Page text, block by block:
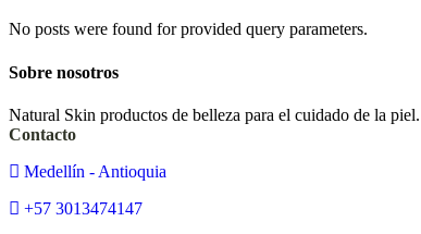
No posts were found for provided query parameters.
Sobre nosotros
Natural Skin productos de belleza para el cuidado de la
Contacto
Medellín - Antioquia
+57 3013474147